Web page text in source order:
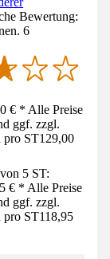
Bewertung:
6
€ * Alle Preise
ggf. zzgl.
pro ST129,00
5 ST:
€ * Alle Preise
ggf. zzgl.
pro ST118,95